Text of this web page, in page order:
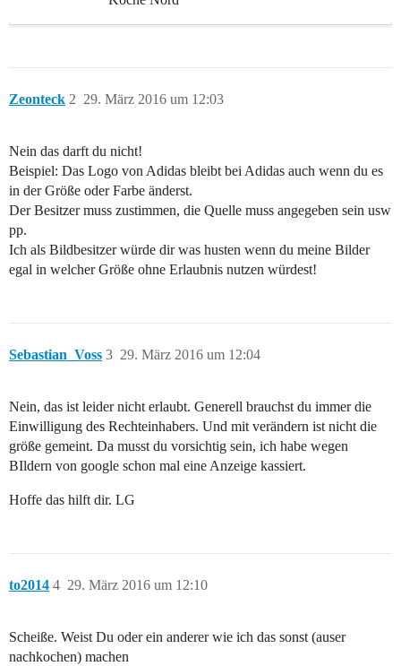
Zeonteck 29. März 2016 um 12:03
2
Nein das darft du nicht!
Beispiel: Das Logo von Adidas bleibt bei Adidas auch wenn du es
in der Größe oder Farbe änderst.
Der Besitzer muss zustimmen, die Quelle muss angegeben sein usw
pp.
Ich als Bildbesitzer würde dir was husten wenn du meine Bilder
egal in welcher Größe ohne Erlaubnis nutzen würdest!
Sebastian_Voss 29. März 2016 um 12:04
3
Nein, das ist leider nicht erlaubt. Generell brauchst du immer die
Einwilligung des Rechteinhabers. Und mit verändern ist nicht die
größe gemeint. Da musst du vorsichtig sein, ich habe wegen
BIldern von google schon mal eine Anzeige kassiert.
Hoffe das hilft dir. LG
to2014 29. März 2016 um 12:10
4
Scheiße. Weist Du oder ein anderer wie ich das sonst (auser
nachkochen) machen